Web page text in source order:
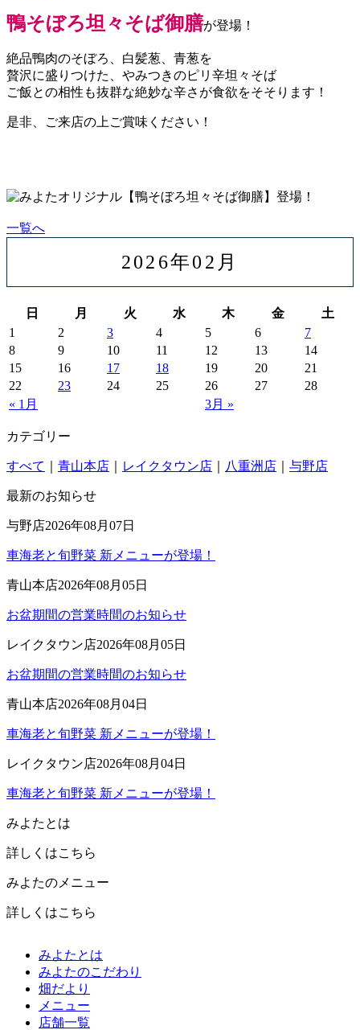
鴨そぼろ坦々そば御膳が登場！
絶品鴨肉のそぼろ、白髪葱、青葱を
贅沢に盛りつけた、やみつきのピリ辛坦々そば
ご飯との相性も抜群な絶妙な辛さが食欲をそそります！
是非、ご来店の上ご賞味ください！
一覧へ
2026年02月
日 月 火 水 木 金 土
« 1月 3月 »
1 2 3 4 5 6
7
8
9 10 11 12 13
14
15
16 17 18 19 20
21
22
23 24 25 26 27 28
カテゴリー
すべて 青山本店 レイクタウン店 八重洲店 与野店
最新のお知らせ
与野店2026年08月07日
車海老と旬野菜 新メニューが登場！
青山本店2026年08月05日
お盆期間の営業時間のお知らせ
レイクタウン店2026年08月05日
お盆期間の営業時間のお知らせ
青山本店2026年08月04日
車海老と旬野菜 新メニューが登場！
レイクタウン店2026年08月04日
車海老と旬野菜 新メニューが登場！
みよたとは
詳しくはこちら
みよたのメニュー
詳しくはこちら
みよたとは
みよたのこだわり
畑だより
メニュー
店舗一覧